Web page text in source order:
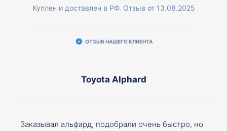
Куплен и доставлен в РФ. Отзыв от 13.08.2025
ОТЗЫВ НАШЕГО КЛИЕНТА
Toyota Alphard
Заказывал альфард, подобрали очень быстро, но